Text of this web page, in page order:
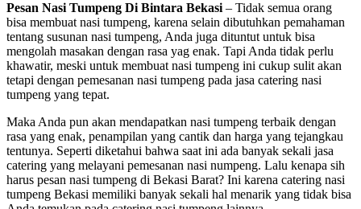
Pesan Nasi Tumpeng Di Bintara Bekasi – Tidak semua orang
bisa membuat nasi tumpeng, karena selain dibutuhkan pemahaman
tentang susunan nasi tumpeng, Anda juga dituntut untuk bisa
mengolah masakan dengan rasa yag enak. Tapi Anda tidak perlu
khawatir, meski untuk membuat nasi tumpeng ini cukup sulit akan
tetapi dengan pemesanan nasi tumpeng pada jasa catering nasi
tumpeng yang tepat.
Maka Anda pun akan mendapatkan nasi tumpeng terbaik dengan
rasa yang enak, penampilan yang cantik dan harga yang tejangkau
tentunya. Seperti diketahui bahwa saat ini ada banyak sekali jasa
catering yang melayani pemesanan nasi numpeng. Lalu kenapa sih
harus pesan nasi tumpeng di Bekasi Barat? Ini karena catering nasi
tumpeng Bekasi memiliki banyak sekali hal menarik yang tidak bisa